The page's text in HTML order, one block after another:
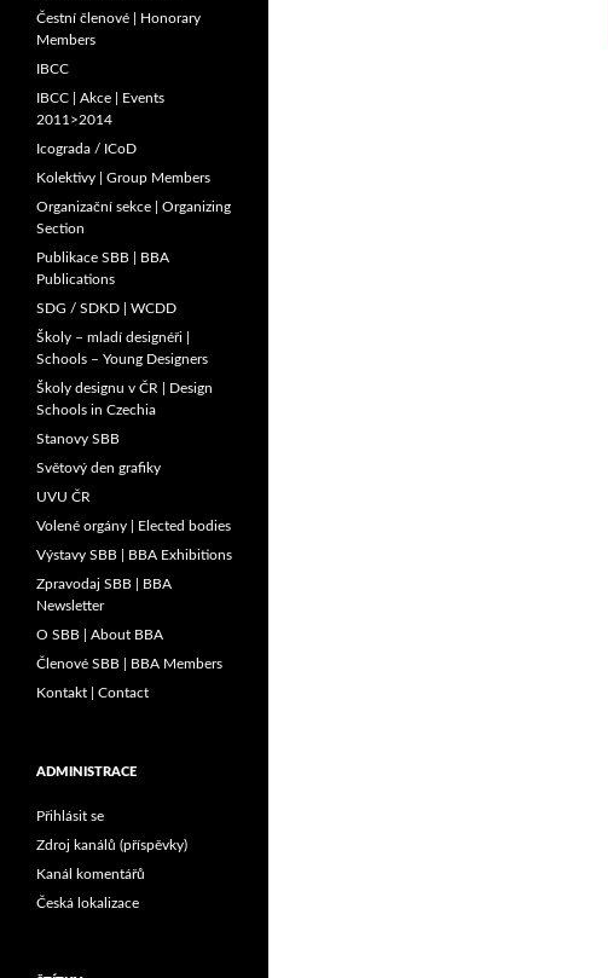
Čestní členové | Honorary
Members
IBCC
IBCC | Akce | Events
2011>2014
Icograda / ICoD
Kolektivy | Group Members
Organizační sekce | Organizing
Section
Publikace SBB | BBA
Publications
SDG / SDKD | WCDD
Školy – mladí designéři |
Schools – Young Designers
Školy designu v ČR | Design
Schools in Czechia
Stanovy SBB
Světový den grafiky
UVU ČR
Volené orgány | Elected bodies
Výstavy SBB | BBA Exhibitions
Zpravodaj SBB | BBA
Newsletter
O SBB | About BBA
Členové SBB | BBA Members
Kontakt | Contact
ADMINISTRACE
Přihlásit se
Zdroj kanálů (příspěvky)
Kanál komentářů
Česká lokalizace